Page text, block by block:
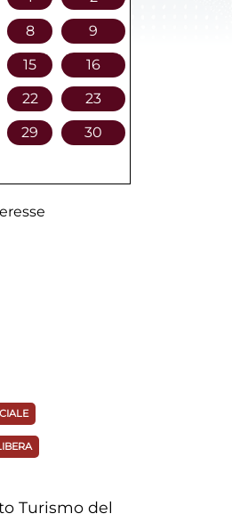
8 9
15
16
22
23
29
30
Turismo del